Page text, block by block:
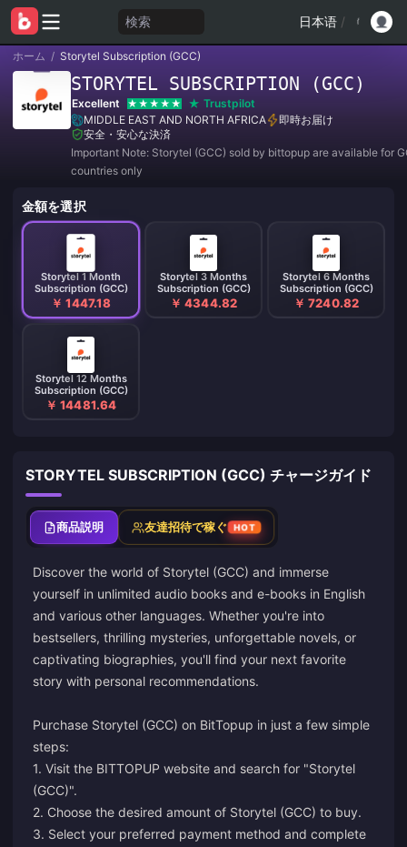
検索 日本语 /
ホーム / Storytel Subscription (GCC)
STORYTEL SUBSCRIPTION (GCC)
Excellent
Trustpilot
MIDDLE EAST AND NORTH AFRICA
即時お届け
安全・安心な決済
Important Note: Storytel (GCC) sold by bittopup are available for
countries only
金額を選択
Storytel 1 Month
Subscription (GCC)
￥ 1447.18
Storytel 3 Months
Subscription (GCC)
￥ 4344.82
Storytel 6 Months
Subscription (GCC)
￥ 7240.82
Storytel 12 Months
Subscription (GCC)
￥ 14481.64
STORYTEL SUBSCRIPTION (GCC) チャージガイド
商品説明 友達招待で稼ぐ HOT
Discover the world of Storytel (GCC) and immerse
yourself in unlimited audio books and e-books in English
and various other languages. Whether you're into
bestsellers, thrilling mysteries, unforgettable novels, or
captivating biographies, you'll find your next favorite
story with personal recommendations.
Purchase Storytel (GCC) on BitTopup in just a few simple
steps:
1. Visit the BITTOPUP website and search for "Storytel
(GCC)".
2. Choose the desired amount of Storytel (GCC) to buy.
3. Select your preferred payment method and complete